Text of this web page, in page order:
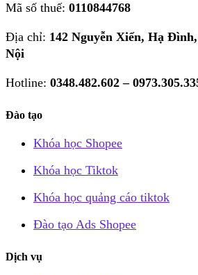
Mã số thuế: 0110844768
Địa chỉ: 142 Nguyễn Xiển, Hạ
Nội
Hotline: 0348.482.602 –
Đào tạo
Khóa học Shopee
Khóa học Tiktok
Khóa học quảng cáo tiktok
Đào tạo Ads Shopee
Dịch vụ